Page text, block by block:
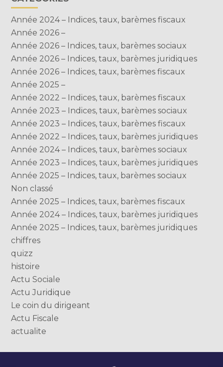
Année 2024 – Indices, taux, barèmes fiscaux
Année 2026 –
Année 2026 – Indices, taux, barèmes sociaux
Année 2026 – Indices, taux, barèmes juridiques
Année 2026 – Indices, taux, barèmes fiscaux
Année 2025 –
Année 2022 – Indices, taux, barèmes fiscaux
Année 2023 – Indices, taux, barèmes sociaux
Année 2023 – Indices, taux, barèmes fiscaux
Année 2022 – Indices, taux, barèmes juridiques
Année 2024 – Indices, taux, barèmes sociaux
Année 2023 – Indices, taux, barèmes juridiques
Année 2025 – Indices, taux, barèmes sociaux
Non classé
Année 2025 – Indices, taux, barèmes fiscaux
Année 2024 – Indices, taux, barèmes juridiques
Année 2025 – Indices, taux, barèmes juridiques
chiffres
quizz
histoire
Actu Sociale
Actu Juridique
Le coin du dirigeant
Actu Fiscale
actualite